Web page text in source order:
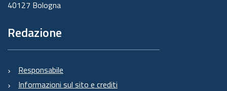
40127 Bologna
Redazione
Responsabile
Informazioni sul sito e crediti